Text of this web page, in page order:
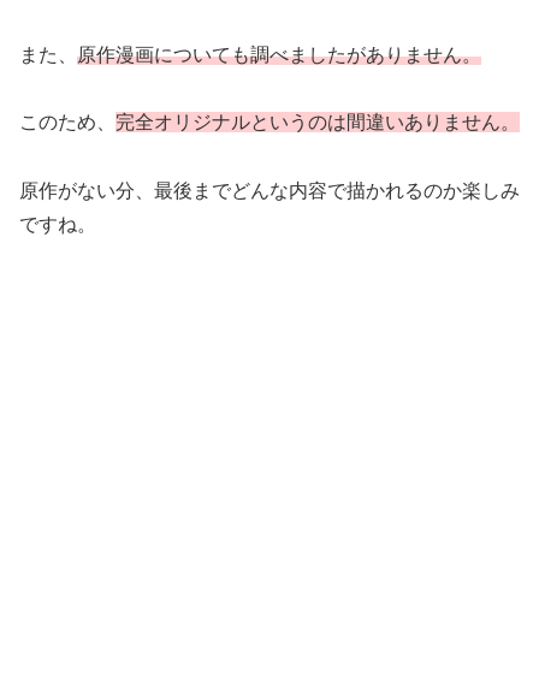
また、 原作漫画についても調べましたがありません。
このため、 完全オリジナルというのは間違いありません。
原作がない分、最後までどんな内容で描かれるのか楽しみ
ですね。